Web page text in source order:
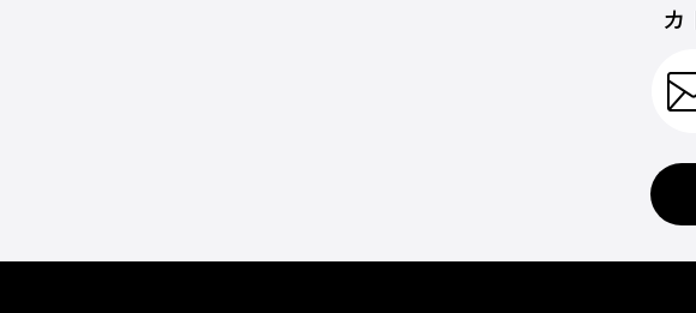
カ